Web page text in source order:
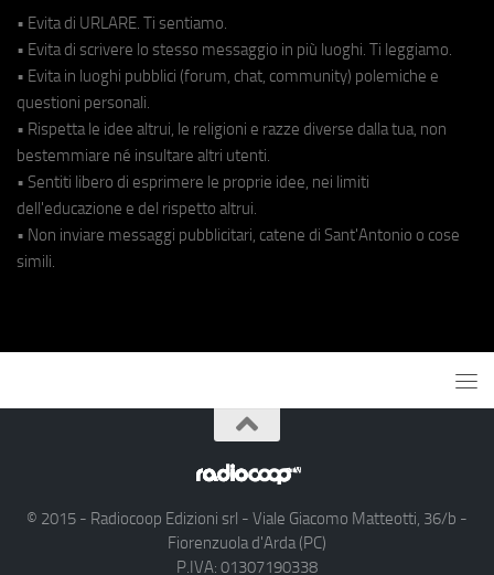
• Evita di URLARE. Ti sentiamo.
• Evita di scrivere lo stesso messaggio in più luoghi. Ti leggiamo.
• Evita in luoghi pubblici (forum, chat, community) polemiche e
questioni personali.
• Rispetta le idee altrui, le religioni e razze diverse dalla tua, non
bestemmiare né insultare altri utenti.
• Sentiti libero di esprimere le proprie idee, nei limiti
dell'educazione e del rispetto altrui.
• Non inviare messaggi pubblicitari, catene di Sant'Antonio o cose
simili.
© 2015 - Radiocoop Edizioni srl - Viale Giacomo Matteotti, 36/b -
Fiorenzuola d'Arda (PC)
P.IVA: 01307190338